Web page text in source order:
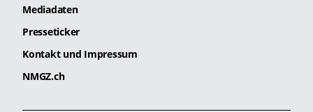
Mediadaten
Presseticker
Kontakt und Impressum
NMGZ.ch